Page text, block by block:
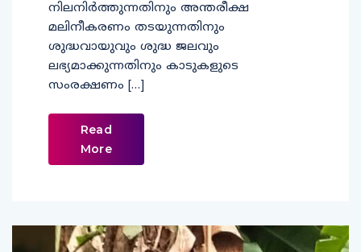
നിലനിര്‍ത്തുന്നതിനും അന്തരീക്ഷ
മലിനീകരണം തടയുന്നതിനും
ശുദ്ധവായുവും ശുദ്ധ ജലവും
ലഭ്യമാക്കുന്നതിനും കാടുകളുടെ
സംരക്ഷണം […]
Read
More